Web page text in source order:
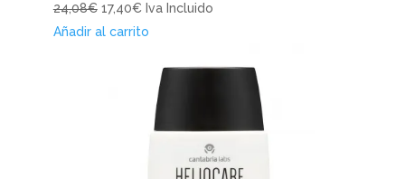
24,08€ 17,40€ Iva Incluido
Añadir al carrito